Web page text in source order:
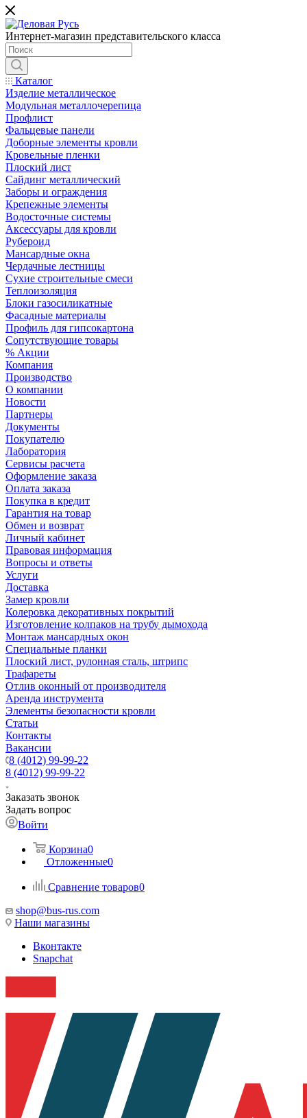
Интернет-магазин представительского класса
Каталог
Изделие металлическое
Модульная металлочерепица
Профлист
Фальцевые панели
Доборные элементы кровли
Кровельные пленки
Плоский лист
Сайдинг металлический
Заборы и ограждения
Крепежные элементы
Водосточные системы
Аксессуары для кровли
Рубероид
Мансардные окна
Чердачные лестницы
Сухие строительные смеси
Теплоизоляция
Блоки газосиликатные
Фасадные материалы
Профиль для гипсокартона
Сопутствующие товары
% Акции
Компания
Производство
О компании
Новости
Партнеры
Документы
Покупателю
Лаборатория
Сервисы расчета
Оформление заказа
Оплата заказа
Покупка в кредит
Гарантия на товар
Обмен и возврат
Личный кабинет
Правовая информация
Вопросы и ответы
Услуги
Доставка
Замер кровли
Колеровка декоративных покрытий
Изготовление колпаков на трубу дымохода
Монтаж мансардных окон
Специальные планки
Плоский лист, рулонная сталь, штрипс
Трафареты
Отлив оконный от производителя
Аренда инструмента
Элементы безопасности кровли
Статьи
Контакты
Вакансии
8 (4012) 99-99-22
8 (4012) 99-99-22
Заказать звонок
Задать вопрос
Войти
Корзина0
Отложенные0
Сравнение товаров0
shop@bus-rus.com
Наши магазины
Вконтакте
Snapchat